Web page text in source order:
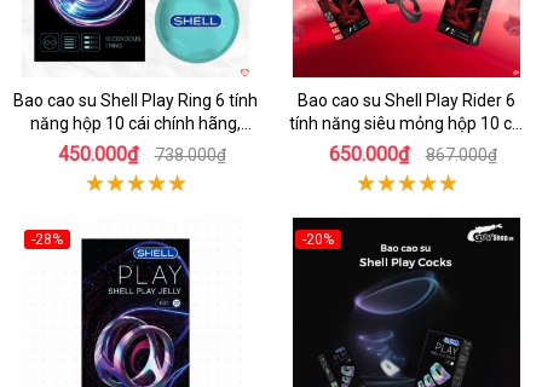
Bao cao su Shell Play Ring 6 tính
năng hộp 10 cái chính hãng,
tặng vòng keo kéo dài thời gian
450.000₫ 738.000₫
Bao cao su Shell Play Rider 6
tính năng siêu mỏng hộp 10 cái
tặng vòng kéo dài thời gian
650.000₫ 867.000₫
-28%
-20%